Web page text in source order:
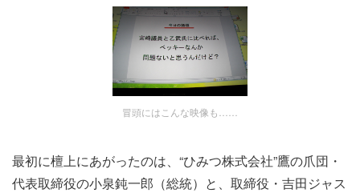
冒頭にはこんな映像も……
最初に檀上にあがったのは、“ひみつ株式会社”鷹の爪団・
代表取締役の小泉鈍一郎（総統）と、取締役・吉田ジャス